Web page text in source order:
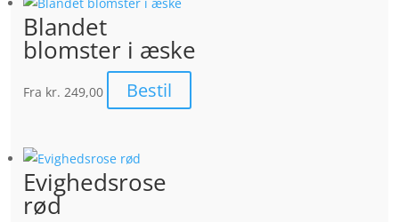
Blandet
blomster i æske
Fra kr. 249,00 Bestil
Evighedsrose
rød